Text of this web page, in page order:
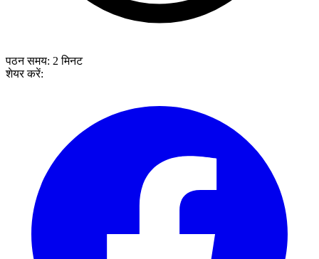
पठन समय: 2 मिनट
शेयर करें: